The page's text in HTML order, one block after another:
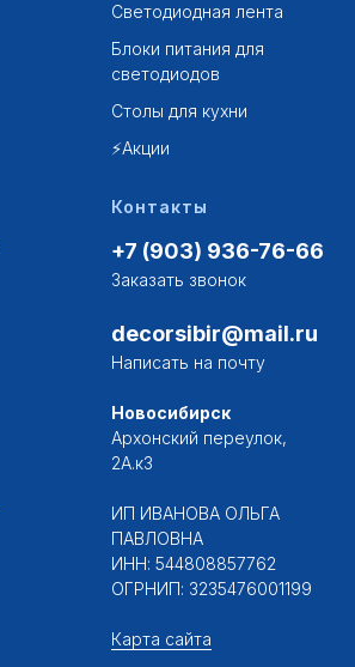
Светодиодная лента
Блоки питания для
светодиодов
Столы для кухни
⚡Акции
Контакты
+7 (903) 936-76-66
Заказать звонок
decorsibir@mail.ru
Написать на почту
Новосибирск
Архонский переулок,
2А.к3
ИП ИВАНОВА ОЛЬГА
ПАВЛОВНА
ИНН: 544808857762
ОГРНИП: 3235476001199
Карта сайта